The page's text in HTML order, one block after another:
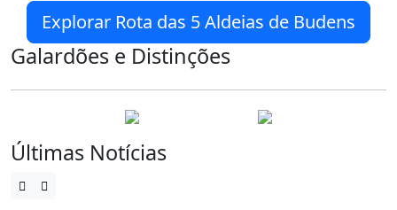
Explorar Rota das 5 Aldeias de Budens
Galardões e Distinções
Últimas Notícias